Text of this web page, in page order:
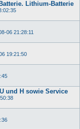
Lithium-Batterie
06 21:28:11
19:21:50
und H sowie Service